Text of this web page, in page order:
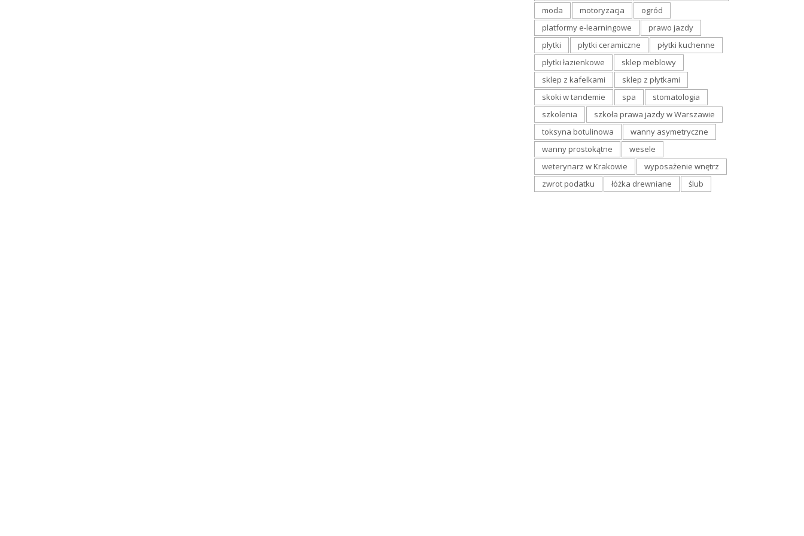
moda
motoryzacja
ogród
platformy e-learningowe
prawo jazdy
płytki
płytki ceramiczne
płytki kuchenne
płytki łazienkowe
sklep meblowy
sklep z kafelkami
sklep z płytkami
skoki w tandemie
spa
stomatologia
szkolenia
szkoła prawa jazdy w Warszawie
toksyna botulinowa
wanny asymetryczne
wanny prostokątne
wesele
weterynarz w Krakowie
wyposażenie wnętrz
zwrot podatku
łóżka drewniane ślub